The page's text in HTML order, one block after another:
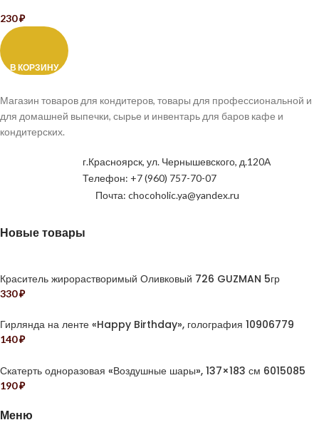
230₽
В КОРЗИНУ
Магазин товаров для кондитеров, товары для профессиональной и
для домашней выпечки, сырье и инвентарь для баров кафе и
кондитерских.
г.Красноярск, ул. Чернышевского, д.120А
Телефон: +7 (960) 757-70-07
Почта: chocoholic.ya@yandex.ru
Новые товары
Краситель жирорастворимый Оливковый 726 GUZMAN 5гр
330₽
Гирлянда на ленте «Happy Birthday», голография 10906779
140₽
Скатерть одноразовая «Воздушные шары», 137×183 см 6015085
190₽
Меню